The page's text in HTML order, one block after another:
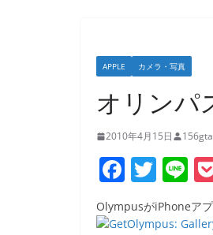
APPLE カメラ・写真
オリンパ
2010年4月15日 156gta
F
c
T
w
itt
Li
n
e
OlympusがiPhoneアプ